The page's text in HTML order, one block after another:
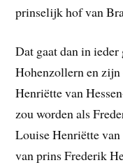
prinselijk hof van
Dat gaat dan in
Hohenzollern en zijn
Henriëtte van
zou worden als
Louise Henriëtte van
van prins Frederik